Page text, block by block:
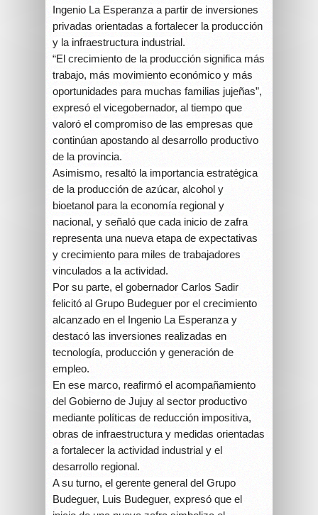
Ingenio La Esperanza a partir de inversiones
privadas orientadas a fortalecer la producción
y la infraestructura industrial.
“El crecimiento de la producción significa más
trabajo, más movimiento económico y más
oportunidades para muchas familias jujeñas”,
expresó el vicegobernador, al tiempo que
valoró el compromiso de las empresas que
continúan apostando al desarrollo productivo
de la provincia.
Asimismo, resaltó la importancia estratégica
de la producción de azúcar, alcohol y
bioetanol para la economía regional y
nacional, y señaló que cada inicio de zafra
representa una nueva etapa de expectativas
y crecimiento para miles de trabajadores
vinculados a la actividad.
Por su parte, el gobernador Carlos Sadir
felicitó al Grupo Budeguer por el crecimiento
alcanzado en el Ingenio La Esperanza y
destacó las inversiones realizadas en
tecnología, producción y generación de
empleo.
En ese marco, reafirmó el acompañamiento
del Gobierno de Jujuy al sector productivo
mediante políticas de reducción impositiva,
obras de infraestructura y medidas orientadas
a fortalecer la actividad industrial y el
desarrollo regional.
A su turno, el gerente general del Grupo
Budeguer, Luis Budeguer, expresó que el